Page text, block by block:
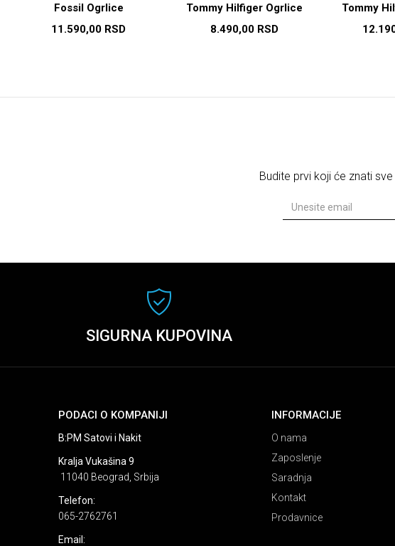
Fossil Ogrlice
11.590,00 RSD
Tommy Hilfiger Ogrlice
8.490,00 RSD
Tommy
Budite prvi koji će znati
SIGURNA KUPOVINA
PODACI O KOMPANIJI
B:PM Satovi i Nakit
Kralja Vukašina 9
11040 Beograd, Srbija
Telefon:
065-2762761
Email:
INFORMACIJE
O nama
Zaposlenje
Saradnja
Kontakt
Prodavnice